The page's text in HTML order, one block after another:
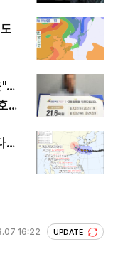
"…
조
…
16:22 UPDATE